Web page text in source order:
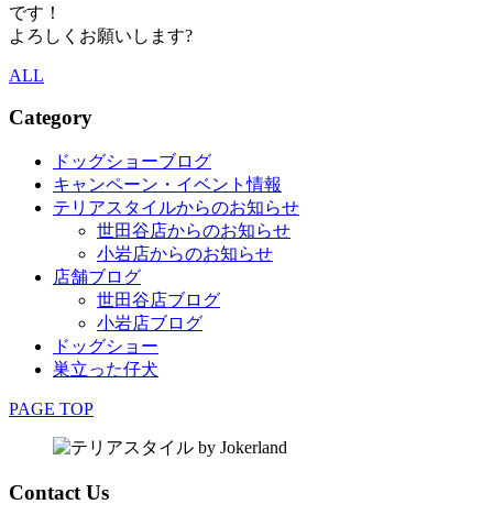
です！
よろしくお願いします?
ALL
Category
ドッグショーブログ
キャンペーン・イベント情報
テリアスタイルからのお知らせ
世田谷店からのお知らせ
小岩店からのお知らせ
店舗ブログ
世田谷店ブログ
小岩店ブログ
ドッグショー
巣立った仔犬
PAGE TOP
Contact Us